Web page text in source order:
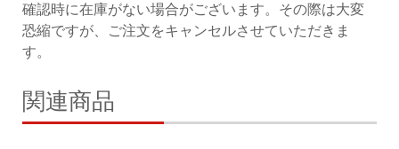
確認時に在庫がない場合がございます。その際は大変
恐縮ですが、ご注文をキャンセルさせていただきま
す。
関連商品